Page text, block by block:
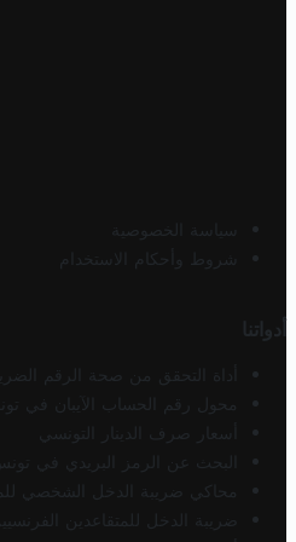
سياسة الخصوصية
شروط وأحكام الاستخدام
أدواتنا
أداة التحقق من صحة الرقم
محول رقم الحساب الآيبان في
أسعار صرف الدينار التونسي
البحث عن الرمز البريدي في تونس
محاكي ضريبة الدخل الشخصي
ضريبة الدخل للمتقاعدين